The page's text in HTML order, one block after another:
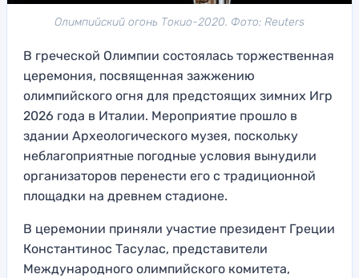
Олимпийский огонь Токио-2020. Фото: Reuters
В греческой Олимпии состоялась торжественная
церемония, посвященная зажжению
олимпийского огня для предстоящих зимних Игр
2026 года в Италии. Мероприятие прошло в
здании Археологического музея, поскольку
неблагоприятные погодные условия вынудили
организаторов перенести его с традиционной
площадки на древнем стадионе.
В церемонии приняли участие президент Греции
Константинос Тасулас, представители
Международного олимпийского комитета,